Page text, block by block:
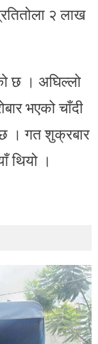
२ लाख
छ । अघिल्लो
भएको चाँदी
। गत शुक्रबार
थियो ।